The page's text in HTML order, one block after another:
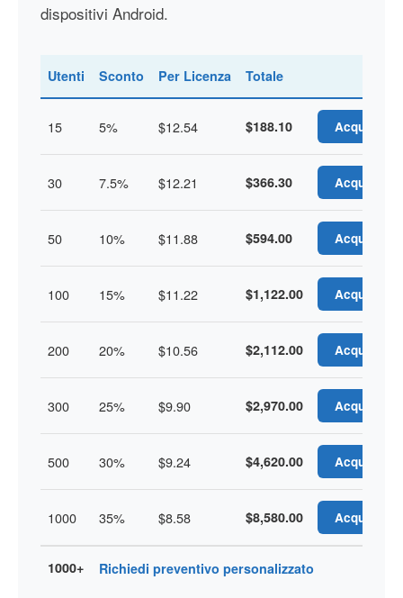
dispositivi Android.
Utenti Sconto Per Licenza Totale
15 5% $12.54 $188.10 Acquista
30 7.5% $12.21 $366.30 Acquista
50 10% $11.88 $594.00 Acquista
100 15% $11.22 $1,122.00 Acquista
200 20% $10.56 $2,112.00 Acquista
300 25% $9.90 $2,970.00 Acquista
500 30% $9.24 $4,620.00 Acquista
1000 35% $8.58 $8,580.00 Acquista
1000+ Richiedi preventivo personalizzato